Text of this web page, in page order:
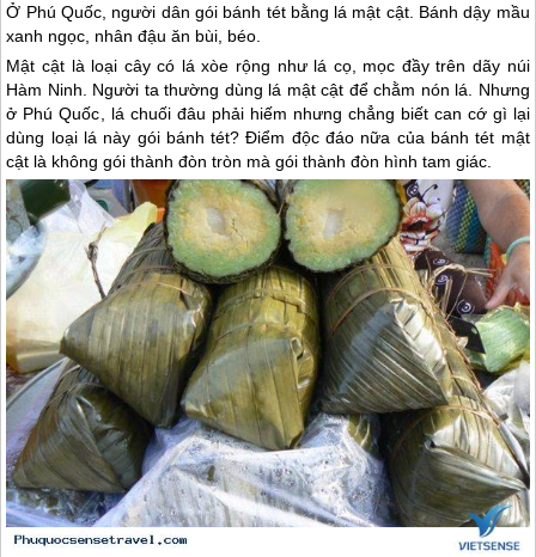
Ở Phú Quốc, người dân gói bánh tét bằng lá mật cật. Bánh dậy mầu
xanh ngọc, nhân đậu ăn bùi, béo.
Mật cật là loại cây có lá xòe rộng như lá cọ, mọc đầy trên dãy núi
Hàm Ninh. Người ta thường dùng lá mật cật để chằm nón lá. Nhưng
ở Phú Quốc, lá chuối đâu phải hiếm nhưng chẳng biết can cớ gì lại
dùng loại lá này gói bánh tét? Điểm độc đáo nữa của bánh tét mật
cật là không gói thành đòn tròn mà gói thành đòn hình tam giác.